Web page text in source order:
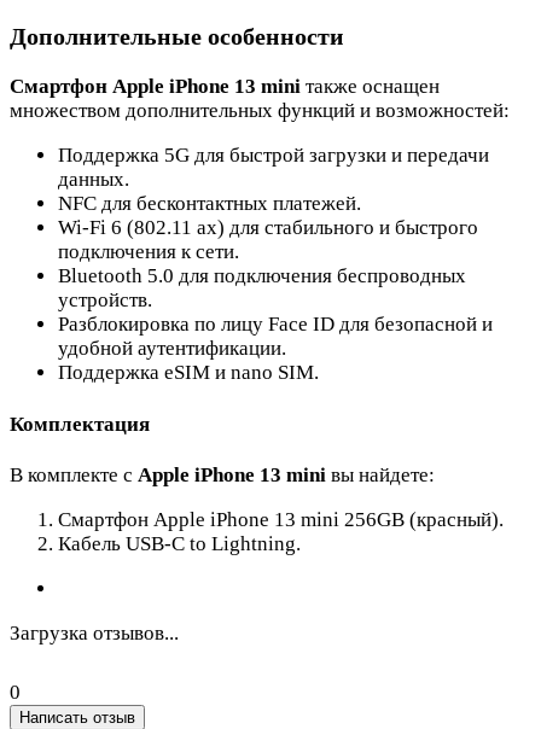
Дополнительные особенности
Смартфон Apple iPhone 13 mini также оснащен
множеством дополнительных функций и возможностей:
Поддержка 5G для быстрой загрузки и передачи
данных.
NFC для бесконтактных платежей.
Wi-Fi 6 (802.11 ax) для стабильного и быстрого
подключения к сети.
Bluetooth 5.0 для подключения беспроводных
устройств.
Разблокировка по лицу Face ID для безопасной и
удобной аутентификации.
Поддержка eSIM и nano SIM.
Комплектация
В комплекте с Apple iPhone 13 mini вы найдете:
Смартфон Apple iPhone 13 mini 256GB (красный).
Кабель USB-C to Lightning.
Загрузка отзывов...
0
Написать отзыв